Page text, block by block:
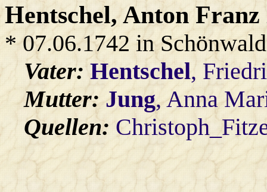
Hentschel, Anton
* 07.06.1742 in
Vater:Hentschel,
Mutter:Jung, Anna
Quellen: